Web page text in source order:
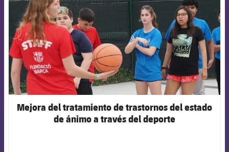
Mejora del tratamiento de trastornos del estado
de ánimo a través del deporte